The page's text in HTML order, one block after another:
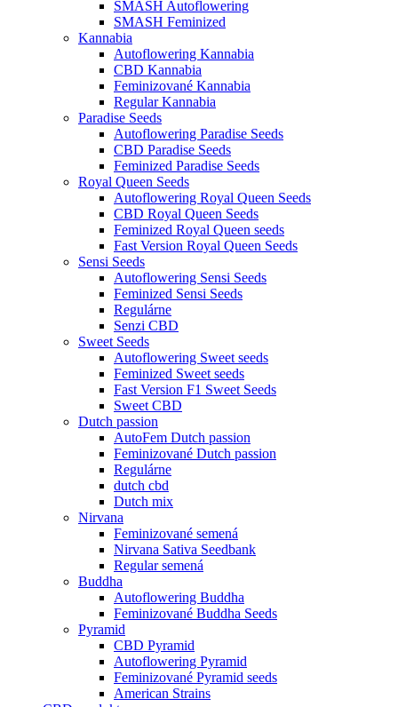
SMASH Autoflowering
SMASH Feminized
Kannabia
Autoflowering Kannabia
CBD Kannabia
Feminizované Kannabia
Regular Kannabia
Paradise Seeds
Autoflowering Paradise Seeds
CBD Paradise Seeds
Feminized Paradise Seeds
Royal Queen Seeds
Autoflowering Royal Queen Seeds
CBD Royal Queen Seeds
Feminized Royal Queen seeds
Fast Version Royal Queen Seeds
Sensi Seeds
Autoflowering Sensi Seeds
Feminized Sensi Seeds
Regulárne
Senzi CBD
Sweet Seeds
Autoflowering Sweet seeds
Feminized Sweet seeds
Fast Version F1 Sweet Seeds
Sweet CBD
Dutch passion
AutoFem Dutch passion
Feminizované Dutch passion
Regulárne
dutch cbd
Dutch mix
Nirvana
Feminizované semená
Nirvana Sativa Seedbank
Regular semená
Buddha
Autoflowering Buddha
Feminizované Buddha Seeds
Pyramid
CBD Pyramid
Autoflowering Pyramid
Feminizované Pyramid seeds
American Strains